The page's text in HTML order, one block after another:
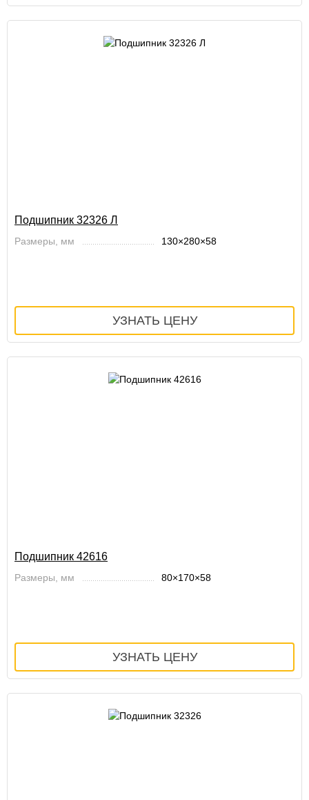
Подшипник 32326 Л
Размеры, мм 130×280×58
Подшипник 42616
Размеры, мм 80×170×58